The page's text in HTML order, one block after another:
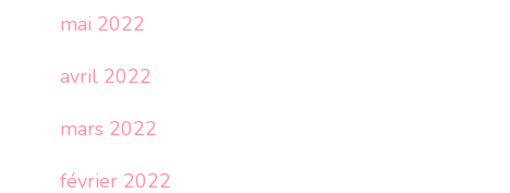
mai 2022
avril 2022
mars 2022
février 2022